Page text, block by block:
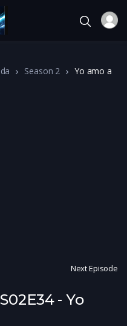
Season 2
Yo amo a
Next Episode
- Yo